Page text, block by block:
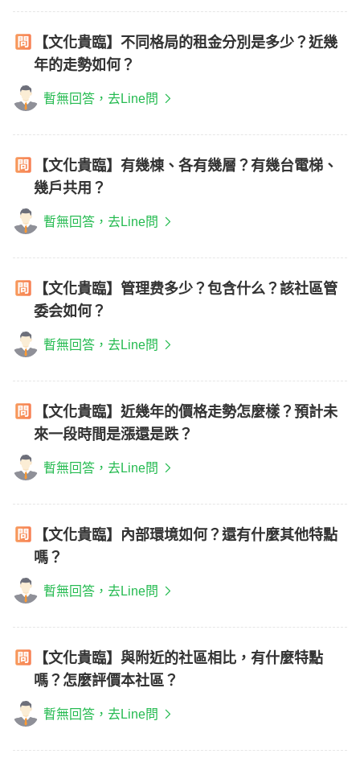
【文化貴臨】不同格局的租金分別是多少？近幾
年的走勢如何？
暫無回答，去Line問
【文化貴臨】有幾棟、各有幾層？有幾台電梯、
幾戶共用？
暫無回答，去Line問
【文化貴臨】管理费多少？包含什么？該社區管
委会如何？
暫無回答，去Line問
【文化貴臨】近幾年的價格走勢怎麼樣？預計未
來一段時間是漲還是跌？
暫無回答，去Line問
【文化貴臨】內部環境如何？還有什麼其他特點
嗎？
暫無回答，去Line問
【文化貴臨】與附近的社區相比，有什麼特點
嗎？怎麼評價本社區？
暫無回答，去Line問